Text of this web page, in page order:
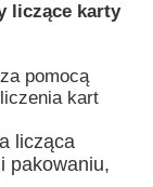
liczące karty
pomocą
kart
licząca
pakowaniu,